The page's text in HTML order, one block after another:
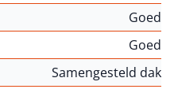
Goed
Goed
Samengesteld dak